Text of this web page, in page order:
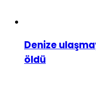
Denize
öldü